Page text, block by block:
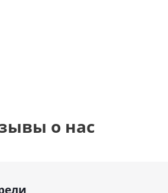
о нас